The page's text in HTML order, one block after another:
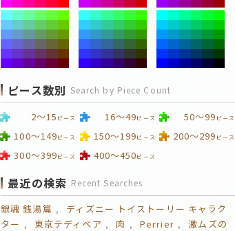
ピース数別 Search by Piece Count
2～15 ピース 16～49ピース 50～99 ピース
100～149ピース 150～199ピース 200～299 ピース
300～399ピース 400～450ピース
最近の検索 Recent Searches
銀魂 銭湯篇
ディズニー トイストーリー キャラク
ター
東京テディベア 肉 Perrier
激ムズの